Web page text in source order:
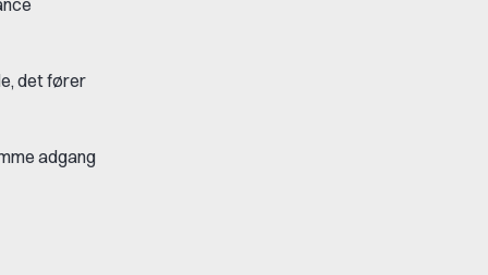
det fører
adgang